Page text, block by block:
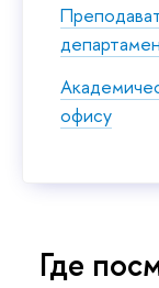
офису
Где